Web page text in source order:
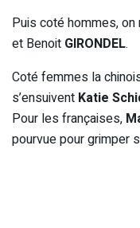
Puis coté hommes,
et Benoit GIRONDEL.
Coté femmes la
s’ensuivent Katie
Pour les françaises,
pourvue pour grimper